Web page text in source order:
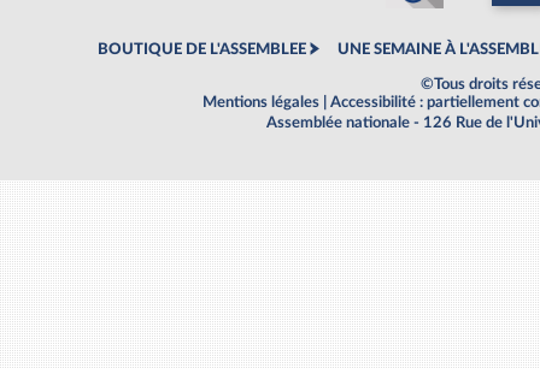
BOUTIQUE DE L'ASSEMBLEE UNE SEMAINE À
©Tous droits
Mentions légales
Accessibilité : partiellement
Assemblée nationale - 126 Rue de